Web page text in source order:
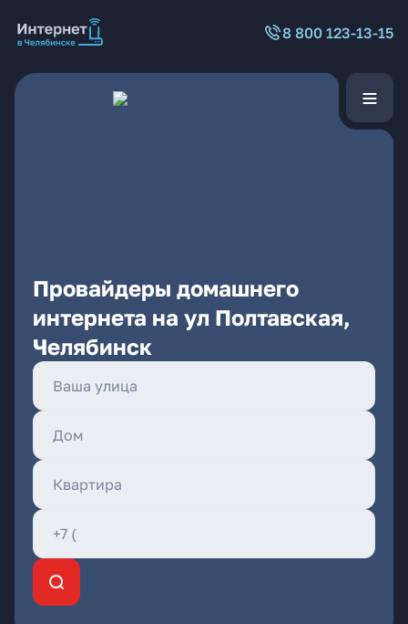
8 800 123-13-15
Провайдеры домашнего
интернета на ул Полтавская,
Челябинск